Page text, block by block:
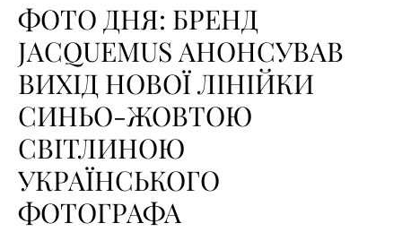
ФОТО ДНЯ: БРЕНД
JACQUEMUS АНОНСУВАВ
ВИХІД НОВОЇ ЛІНІЙКИ
СИНЬО-ЖОВТОЮ
СВІТЛИНОЮ
УКРАЇНСЬКОГО
ФОТОГРАФА